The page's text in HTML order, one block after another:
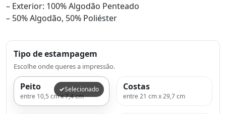
– Exterior: 100% Algodão Penteado
– 50% Algodão, 50% Poliéster
Tipo de estampagem
Escolhe onde queres a impressão.
Selecionado
Peito
entre 10,5 cm x 7,4 cm
Costas
entre 21 cm x 29,7 cm